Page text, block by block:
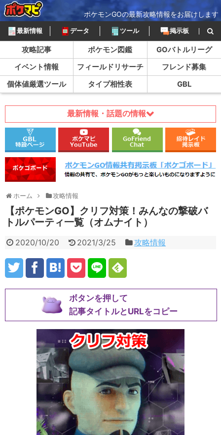
ポケモンGOの最新攻略情報をお届けします
最新情報 データ ツール 掲示板
攻略記事 ポケモン図鑑
GOバトルリーグ
イベント情報
フィールドリサーチ
フレンド募集
個体値厳選ツール
タイプ相性表 GBL
最新情報・話題の情報
ホーム 攻略情報
【ポケモンGO】クリフ対策！みんなの撃破バ
トルパーティ一覧（オムナイト）
2020/10/20 2021/3/25 攻略情報
ボタンを押して
記事タイトルとURLをコピー